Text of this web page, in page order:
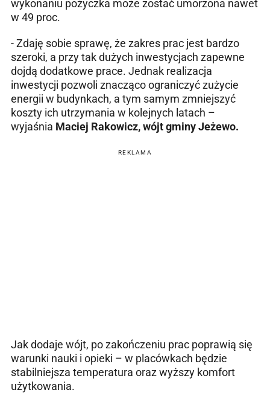
wykonaniu pożyczka może zostać umorzona nawet
w 49 proc.
- Zdaję sobie sprawę, że zakres prac jest bardzo
szeroki, a przy tak dużych inwestycjach zapewne
dojdą dodatkowe prace. Jednak realizacja
inwestycji pozwoli znacząco ograniczyć zużycie
energii w budynkach, a tym samym zmniejszyć
koszty ich utrzymania w kolejnych latach –
wyjaśnia Maciej Rakowicz, wójt gminy Jeżewo.
REKLAMA
Jak dodaje wójt, po zakończeniu prac poprawią się
warunki nauki i opieki – w placówkach będzie
stabilniejsza temperatura oraz wyższy komfort
użytkowania.